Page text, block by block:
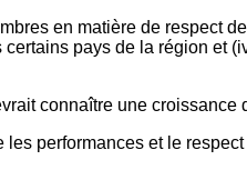
en matière de respect
pays de la région et
connaître une croissance
performances et le